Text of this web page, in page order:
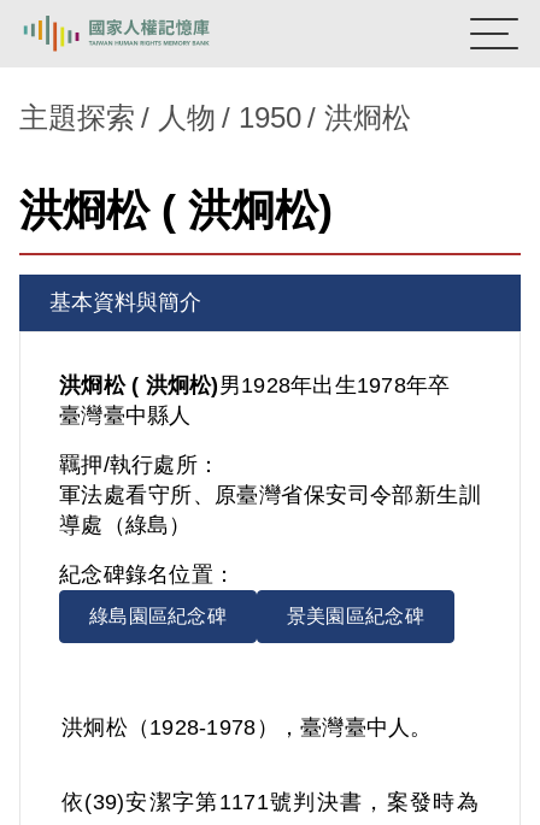
新生訓導處
蛋殼畫 送物單
主題探索
背景知識
關於我們
主題探索 人物 1950 洪烱松
洪烱松 ( 洪炯松)
基本資料與簡介
洪烱松 ( 洪炯松)男1928年出生1978年卒
臺灣臺中縣人
羈押/執行處所：
軍法處看守所、原臺灣省保安司令部新生訓
導處（綠島）
紀念碑錄名位置：
綠島園區紀念碑 景美園區紀念碑
洪炯松（1928-1978），臺灣臺中人。
依(39)安潔字第1171號判決書，案發時為